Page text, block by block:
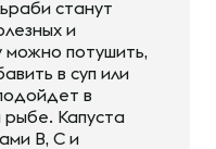
станут
и
можно потушить,
в суп или
в
рыбе. Капуста
В, С и